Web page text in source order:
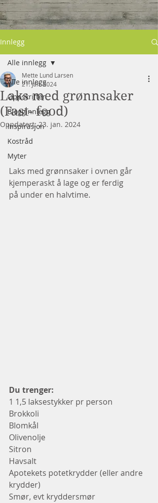
Innlegg
Alle innlegg
Oppskrifter
Blogginnlegg
Inspirasjon
Kostråd
Myter
Alle innlegg
Laks med grønnsaker
(Fast- food)
Mette Lund Larsen
21. jan. 2024
Oppdatert:23. jan. 2024
Laks med grønnsaker i ovnen går
kjemperaskt å lage og er ferdig
på under en halvtime.
Du trenger:
1 1,5 laksestykker pr person
Brokkoli
Blomkål
Olivenolje
Sitron
Havsalt
Apotekets potetkrydder (eller andre
krydder)
Smør, evt kryddersmør